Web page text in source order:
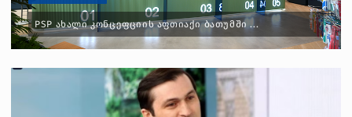
PSP ᲐᲮᲐᲚᲘ ᲙᲝᲜᲪᲔᲤᲪᲘᲘᲡ ᲐᲤᲗᲘᲐᲥᲘ ᲑᲐᲗᲣᲛᲨᲘ ...